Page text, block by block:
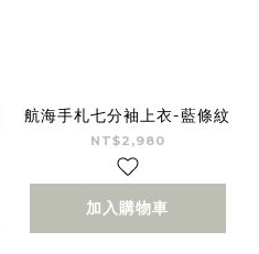
航海手札七分袖上衣-藍條紋
NT$2,980
加入購物車